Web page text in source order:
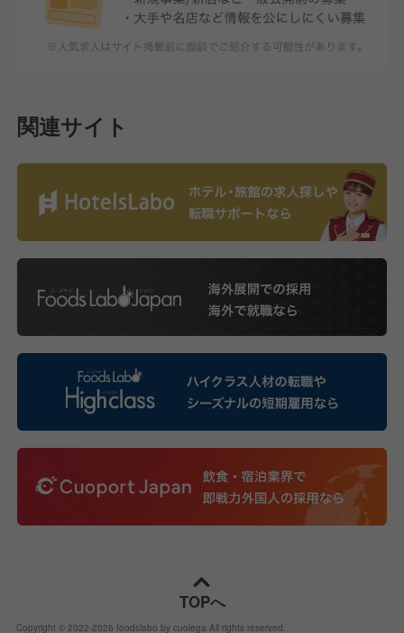
関連サイト
TOPへ
Copyright © 2022-2026 foodslabo by cuolega All rights reserved.